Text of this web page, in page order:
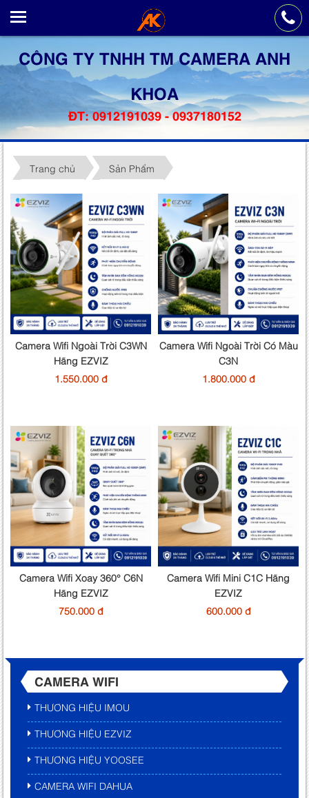
CÔNG TY TNHH TM CAMERA ANH
KHOA
ĐT: 0912191039 - 0937180152
Trang chủ Sản Phẩm
Camera Wifi Ngoài Trời C3WN
Hãng EZVIZ
1.550.000 đ
Camera Wifi Ngoài Trời Có Màu
C3N
1.800.000 đ
Camera Wifi Xoay 360° C6N
Hãng EZVIZ
750.000 đ
Camera Wifi Mini C1C Hãng
EZVIZ
600.000 đ
CAMERA WIFI
THƯƠNG HIỆU IMOU
THƯƠNG HIỆU EZVIZ
THƯƠNG HIỆU YOOSEE
CAMERA WIFI DAHUA